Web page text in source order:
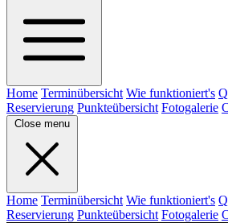
Home Terminübersicht Wie funktioniert's
Reservierung Punkteübersicht Fotogalerie
Close menu
Home Terminübersicht Wie funktioniert's
Reservierung Punkteübersicht Fotogalerie